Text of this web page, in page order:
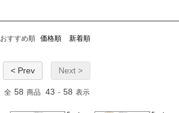
おすすめ順 価格順 新着順
< Prev Next >
全 58 商品 43 - 58 表示